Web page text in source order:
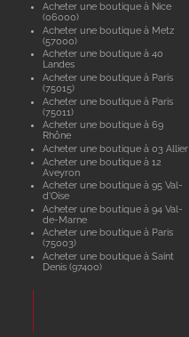
Acheter une boutique à Nice
(06000)
Acheter une boutique à Metz
(57000)
Acheter une boutique à 40
Landes
Acheter une boutique à Paris
(75015)
Acheter une boutique à Paris
(75011)
Acheter une boutique à 69
Rhône
Acheter une boutique à 03 Allier
Acheter une boutique à 12
Aveyron
Acheter une boutique à 95 Val-
d'Oise
Acheter une boutique à 94 Val-
de-Marne
Acheter une boutique à Paris
(75003)
Acheter une boutique à Saint
Denis (97400)